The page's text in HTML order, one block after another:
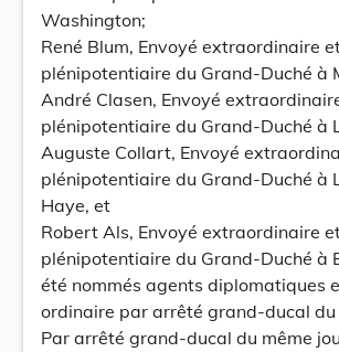
Washington;
René Blum, Envoyé extraordinaire
plénipotentiaire du Grand-Duché à
André Clasen, Envoyé
plénipotentiaire du Grand-Duché à
Auguste Collart, Envoyé
plénipotentiaire du Grand-Duché à
Haye, et
Robert Als, Envoyé extraordinaire
plénipotentiaire du Grand-Duché à
été nommés agents diplomatiques
ordinaire par arrêté grand-ducal
Par arrêté grand-ducal du même